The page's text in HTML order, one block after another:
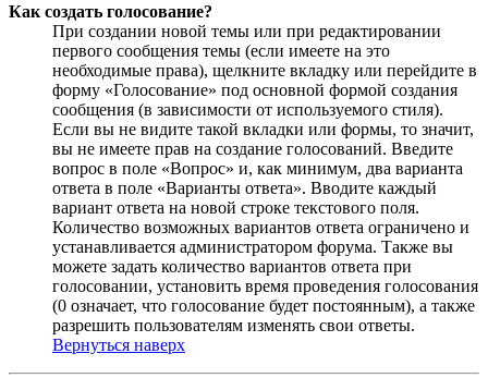
Как создать голосование?
При создании новой темы или при редактировании
первого сообщения темы (если имеете на это
необходимые права), щелкните вкладку или перейдите в
форму «Голосование» под основной формой создания
сообщения (в зависимости от используемого стиля).
Если вы не видите такой вкладки или формы, то значит,
вы не имеете прав на создание голосований. Введите
вопрос в поле «Вопрос» и, как минимум, два варианта
ответа в поле «Варианты ответа». Вводите каждый
вариант ответа на новой строке текстового поля.
Количество возможных вариантов ответа ограничено и
устанавливается администратором форума. Также вы
можете задать количество вариантов ответа при
голосовании, установить время проведения голосования
(0 означает, что голосование будет постоянным), а также
разрешить пользователям изменять свои ответы.
Вернуться наверх